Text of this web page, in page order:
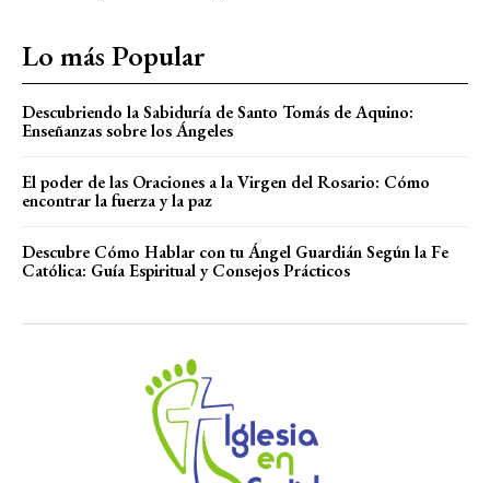
Lo más Popular
Descubriendo la Sabiduría de Santo Tomás de Aquino:
Enseñanzas sobre los Ángeles
El poder de las Oraciones a la Virgen del Rosario: Cómo
encontrar la fuerza y la paz
Descubre Cómo Hablar con tu Ángel Guardián Según la Fe
Católica: Guía Espiritual y Consejos Prácticos